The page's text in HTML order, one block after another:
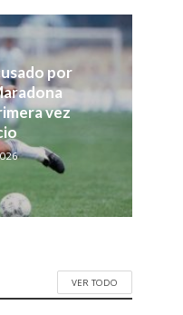
por
vez
VER TODO